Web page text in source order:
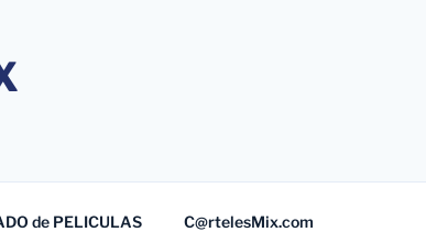
de PELICULAS C@rtelesMix.com